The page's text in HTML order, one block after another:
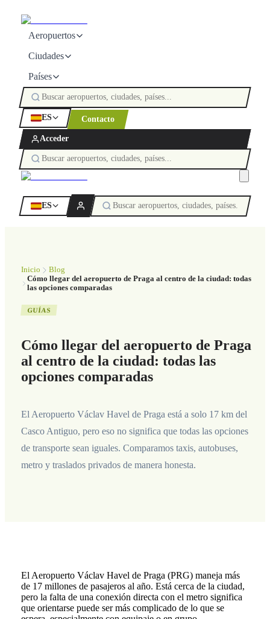
Aeropuertos
Ciudades
Países
ES Contacto
Acceder
ES
Inicio
Blog
Cómo llegar del aeropuerto de Praga al centro de la ciudad: todas
las opciones comparadas
GUÍAS
Cómo llegar del aeropuerto de Praga
al centro de la ciudad: todas las
opciones comparadas
El Aeropuerto Václav Havel de Praga está a solo 17 km del
Casco Antiguo, pero eso no significa que todas las opciones
de transporte sean iguales. Comparamos taxis, autobuses,
metro y traslados privados de manera honesta.
El Aeropuerto Václav Havel de Praga (PRG) maneja más
de 17 millones de pasajeros al año. Está cerca de la ciudad,
pero la falta de una conexión directa con el metro significa
que orientarse puede ser más complicado de lo que se